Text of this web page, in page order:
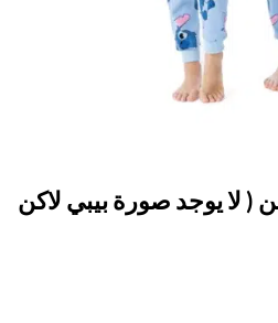
يوجد صورة بيبي لاكن